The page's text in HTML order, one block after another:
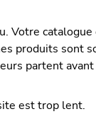
Votre catalogue
produits sont
partent
est trop lent.